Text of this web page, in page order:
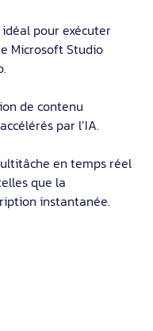
pour exécuter
Microsoft Studio
de contenu
par l’IA.
en temps réel
que la
instantanée.